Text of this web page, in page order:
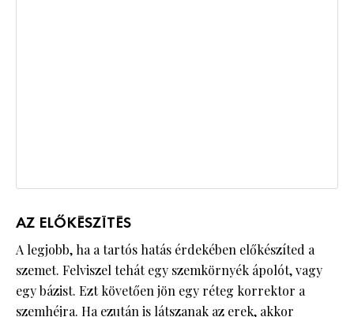
AZ ELŐKÉSZÍTÉS
A legjobb, ha a tartós hatás érdekében előkészíted a
szemet. Felviszel tehát egy szemkörnyék ápolót, vagy
egy bázist. Ezt követően jön egy réteg korrektor a
szemhéjra. Ha ezután is látszanak az erek, akkor